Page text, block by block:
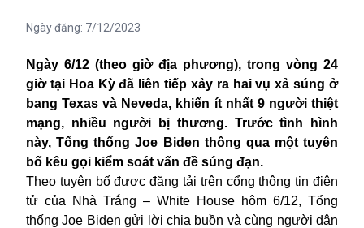
Ngày đăng: 7/12/2023
Ngày 6/12 (theo giờ địa phương), trong vòng 24
giờ tại Hoa Kỳ đã liên tiếp xảy ra hai vụ xả súng ở
bang Texas và Neveda, khiến ít nhất 9 người thiệt
mạng, nhiều người bị thương. Trước tình hình
này, Tổng thống Joe Biden thông qua một tuyên
bố kêu gọi kiểm soát vấn đề súng đạn.
Theo tuyên bố được đăng tải trên cổng thông tin điện
tử của Nhà Trắng – White House hôm 6/12, Tổng
thống Joe Biden gửi lời chia buồn và cùng người dân